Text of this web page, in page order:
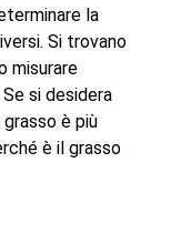
la
Si trovano
misurare
si desidera
è più
è il grasso